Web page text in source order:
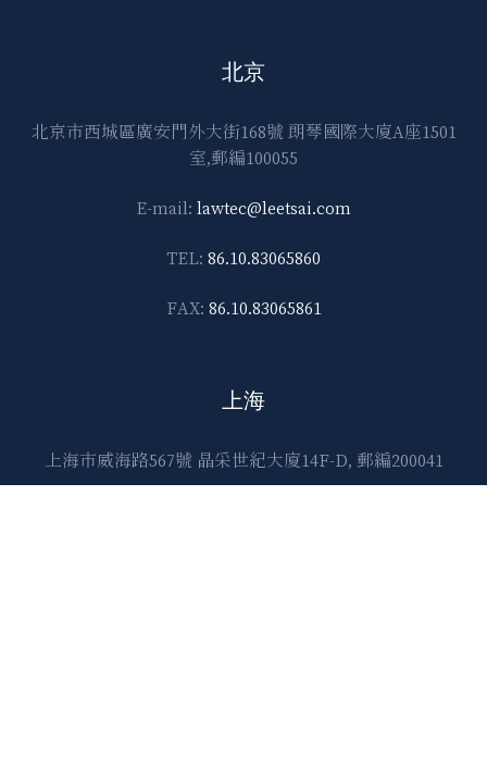
北京
北京市西城區廣安門外大街168號 朗琴國際大廈A座1501
室,郵編100055
E-mail: lawtec@leetsai.com
TEL: 86.10.83065860
FAX: 86.10.83065861
上海
上海市威海路567號 晶采世紀大廈14F-D, 郵編200041